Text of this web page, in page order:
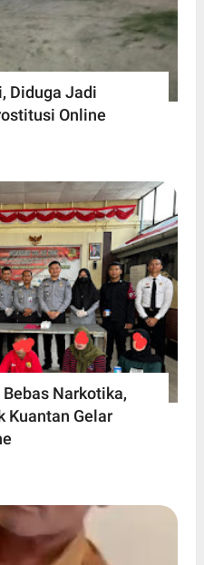
Diduga Jadi
Online
Narkotika,
Kuantan Gelar